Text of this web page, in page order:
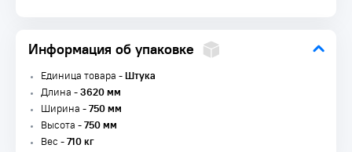
Информация об упаковке
Единица товара -Штука
Длина -3620 мм
Ширина -750 мм
Высота -750 мм
Вес -710 кг